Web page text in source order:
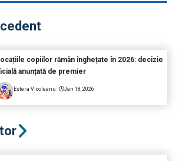
copiilor rămân înghețate în 2026: decizie
anunțată de premier
Estera Vicoleanu Jan 18, 2026